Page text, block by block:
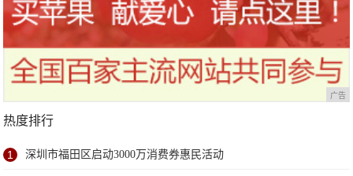
广告
热度排行
1 深圳市福田区启动3000万消费券惠民活动